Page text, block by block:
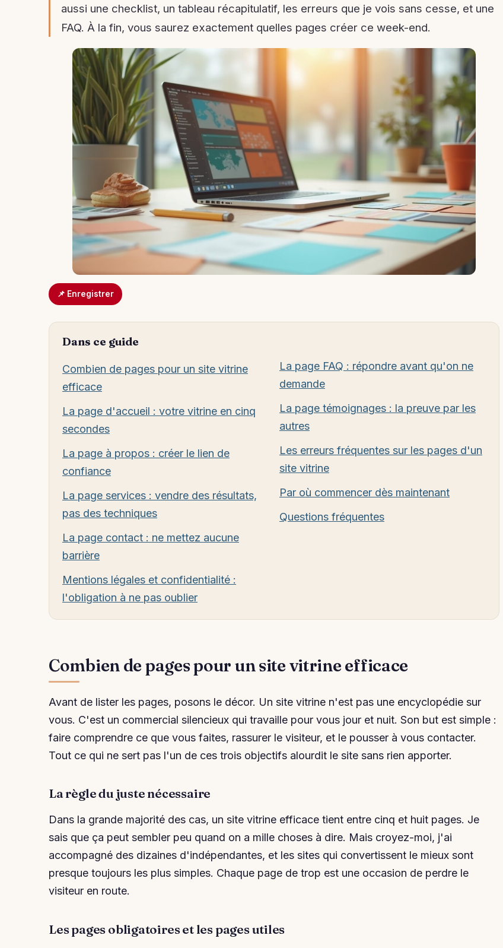
aussi une checklist, un tableau récapitulatif, les erreurs que je vois sans cesse, et une
FAQ. À la fin, vous saurez exactement quelles pages créer ce week-end.
📌 Enregistrer
Dans ce guide
Combien de pages pour un site vitrine
efficace
La page d'accueil : votre vitrine en cinq
secondes
La page à propos : créer le lien de
confiance
La page services : vendre des résultats,
pas des techniques
La page contact : ne mettez aucune
barrière
Mentions légales et confidentialité :
l'obligation à ne pas oublier
La page FAQ : répondre avant qu'on ne
demande
La page témoignages : la preuve par les
autres
Les erreurs fréquentes sur les pages d'un
site vitrine
Par où commencer dès maintenant
Questions fréquentes
Combien de pages pour un site vitrine efficace
Avant de lister les pages, posons le décor. Un site vitrine n'est pas une encyclopédie sur
vous. C'est un commercial silencieux qui travaille pour vous jour et nuit. Son but est simple :
faire comprendre ce que vous faites, rassurer le visiteur, et le pousser à vous contacter.
Tout ce qui ne sert pas l'un de ces trois objectifs alourdit le site sans rien apporter.
La règle du juste nécessaire
Dans la grande majorité des cas, un site vitrine efficace tient entre cinq et huit pages. Je
sais que ça peut sembler peu quand on a mille choses à dire. Mais croyez-moi, j'ai
accompagné des dizaines d'indépendantes, et les sites qui convertissent le mieux sont
presque toujours les plus simples. Chaque page de trop est une occasion de perdre le
visiteur en route.
Les pages obligatoires et les pages utiles